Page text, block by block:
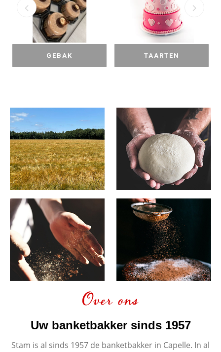
TAARTEN STUKWERK
Over ons
Uw banketbakker sinds 1957
Stam is al sinds 1957 de banketbakker in Capelle. In al